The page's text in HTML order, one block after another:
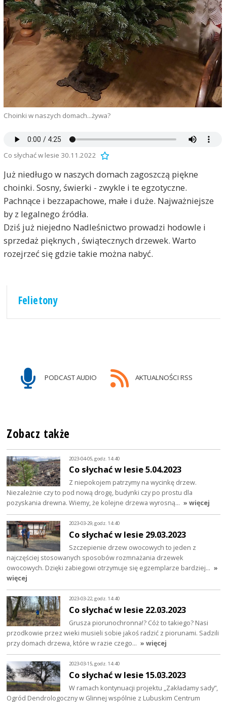
Choinki w naszych domach...żywa?
Co słychać w lesie 30.11.2022
Już niedługo w naszych domach zagoszczą piękne
choinki. Sosny, świerki - zwykle i te egzotyczne.
Pachnące i bezzapachowe, małe i duże. Najważniejsze
by z legalnego źródła.
Dziś już niejedno Nadleśnictwo prowadzi hodowle i
sprzedaż pięknych , świątecznych drzewek. Warto
rozejrzeć się gdzie takie można nabyć.
Felietony
PODCAST AUDIO AKTUALNOŚCI RSS
Zobacz także
2023-04-05, godz. 14:40
Co słychać w lesie 5.04.2023
Z niepokojem patrzymy na wycinkę drzew.
Niezależnie czy to pod nową drogę, budynki czy po prostu dla
pozyskania drewna. Wiemy, że kolejne drzewa wyrosną… » więcej
2023-03-29, godz. 14:40
Co słychać w lesie 29.03.2023
Szczepienie drzew owocowych to jeden z
najczęściej stosowanych sposobów rozmnażania drzewek
owocowych. Dzięki zabiegowi otrzymuje się egzemplarze bardziej… »
więcej
2023-03-22, godz. 14:40
Co słychać w lesie 22.03.2023
Grusza piorunochronna!? Cóż to takiego? Nasi
przodkowie przez wieki musieli sobie jakoś radzić z piorunami. Sadzili
przy domach drzewa, które w razie czego… » więcej
2023-03-15, godz. 14:40
Co słychać w lesie 15.03.2023
W ramach kontynuacji projektu „Zakładamy sady”,
Ogród Dendrologoczny w Glinnej wspólnie z Lubuskim Centrum